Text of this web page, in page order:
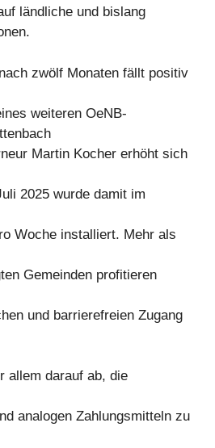
ländliche und bislang
zwölf Monaten fällt positiv
weiteren OeNB-
Martin Kocher erhöht sich
2025 wurde damit im
Woche installiert. Mehr als
Gemeinden profitieren
und barrierefreien Zugang
allem darauf ab, die
analogen Zahlungsmitteln zu